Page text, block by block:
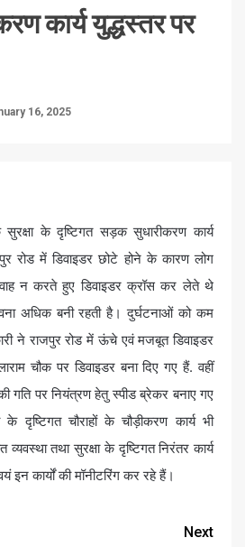
कार्य युद्धस्तर पर
16, 2025
के दृष्टिगत सड़क सुधारीकरण कार्य
रोड में डिवाइडर छोटे होने के कारण लोग
न करते हुए डिवाइडर क्रॉस कर लेते थे
अधिक बनी रहती है। दुर्घटनाओं को कम
ने राजपुर रोड में ऊंचे एवं मजबूत डिवाइडर
चौक पर डिवाइडर बना दिए गए हैं. वहीं
गति पर नियंत्रण हेतु स्पीड ब्रेकर बनाए गए
चौराहों के चौड़ीकरण कार्य भी
व्यवस्था तथा सुरक्षा के दृष्टिगत निरंतर कार्य
इन कार्यों की मॉनीटरिंग कर रहे हैं।
Next